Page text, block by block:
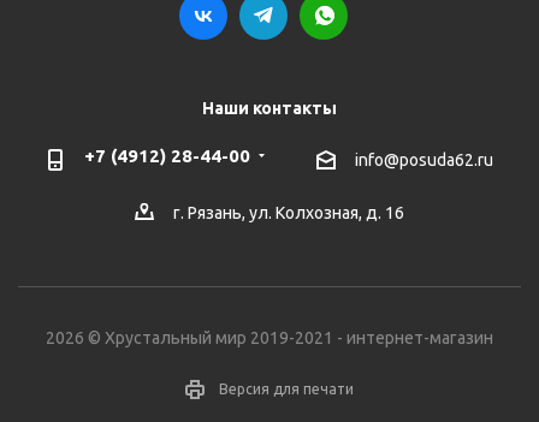
Наши контакты
+7 (4912) 28-44-00 info@posuda62.ru
г. Рязань, ул. Колхозная, д. 16
2026 © Хрустальный мир 2019-2021 - интернет-магазин
Версия для печати